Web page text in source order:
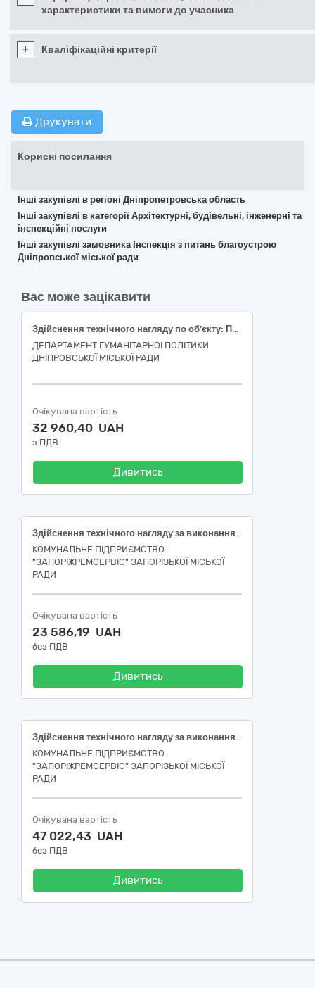
характеристики та вимоги до учасника
+ Кваліфікаційні критерії
Друкувати
Корисні посилання
Інші закупівлі в регіоні Дніпропетровська область
Інші закупівлі в категорії Архітектурні, будівельні, інженерні та
інспекційні послуги
Інші закупівлі замовника Інспекція з питань благоустрою
Дніпровської міської ради
Вас може зацікавити
Здійснення технічного нагляду по об’єкту: Поточний ремонт покрівлі для усунення аварії в будівлі Дніпровської гімназії № 38 Дніпровської міської ради за адресою: м. Дніпро, вул. Гарасюти професора, буд. 5
ДЕПАРТАМЕНТ ГУМАНІТАРНОЇ ПОЛІТИКИ
ДНІПРОВСЬКОЇ МІСЬКОЇ РАДИ
Очікувана вартість
32 960,40 UAH
з ПДВ
Дивитись
Здійснення технічного нагляду за виконанням поточного ремонту за об’єктом: «Поточний ремонт з усунення аварій у житловому фонді внаслідок війни (покрівельні роботи) за адресою: вулиця Автодорожня, буд. 14 у м. Запоріжжя», код ДК 021:2015: 71520000-9 — Послуги з нагляду за будівельними роботами
КОМУНАЛЬНЕ ПІДПРИЄМСТВО
"ЗАПОРІЖРЕМСЕРВІС" ЗАПОРІЗЬКОЇ МІСЬКОЇ
РАДИ
Очікувана вартість
23 586,19 UAH
без ПДВ
Дивитись
Здійснення технічного нагляду за виконанням поточного ремонту за об’єктом: «Поточний ремонт з усунення аварій у житловому фонді внаслідок війни (покрівельні роботи) за адресою: бульвар Шевченка, буд. 51 у м. Запоріжжя», код ДК 021:2015: 71520000-9 — Послуги з нагляду за будівельними роботами
КОМУНАЛЬНЕ ПІДПРИЄМСТВО
"ЗАПОРІЖРЕМСЕРВІС" ЗАПОРІЗЬКОЇ МІСЬКОЇ
РАДИ
Очікувана вартість
47 022,43 UAH
без ПДВ
Дивитись